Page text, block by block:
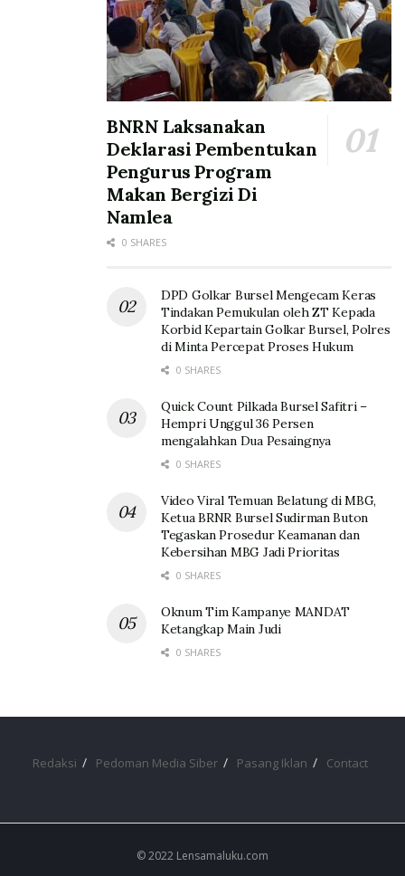
BNRN Laksanakan
Deklarasi Pembentukan
Pengurus Program
Makan Bergizi Di
Namlea
0 SHARES
DPD Golkar Bursel Mengecam Keras
Tindakan Pemukulan oleh ZT Kepada
Korbid Kepartain Golkar Bursel, Polres
di Minta Percepat Proses Hukum
0 SHARES
Quick Count Pilkada Bursel Safitri –
Hempri Unggul 36 Persen
mengalahkan Dua Pesaingnya
0 SHARES
Video Viral Temuan Belatung di MBG,
Ketua BRNR Bursel Sudirman Buton
Tegaskan Prosedur Keamanan dan
Kebersihan MBG Jadi Prioritas
0 SHARES
Oknum Tim Kampanye MANDAT
Ketangkap Main Judi
0 SHARES
Redaksi Pedoman Media Siber Pasang Iklan Contact
© 2022 Lensamaluku.com